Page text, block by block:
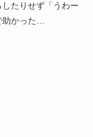
たりせず「うわー
かった…